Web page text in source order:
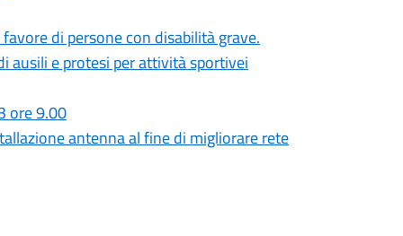
di persone con disabilità grave.
ausili e protesi per attività sportivei
ore 9.00
antenna al fine di migliorare rete